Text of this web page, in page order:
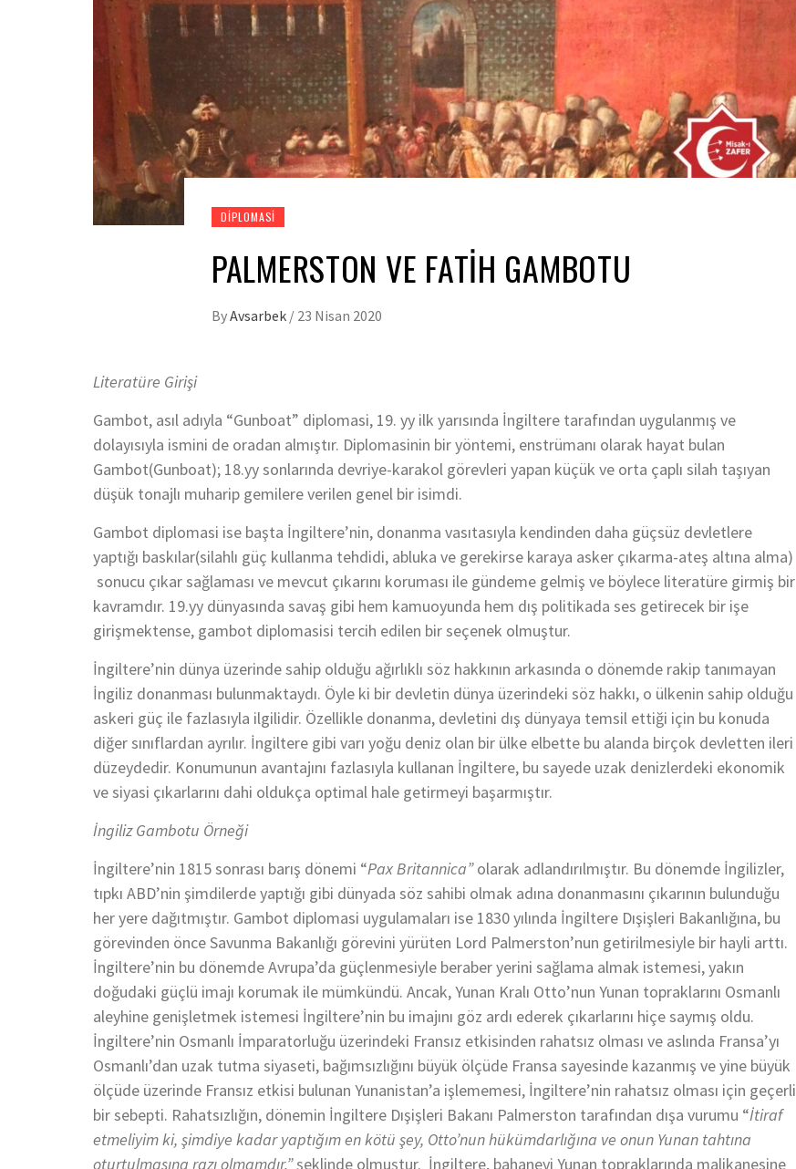
DIPLOMASI
PALMERSTON VE FATIH GAMBOTU
ByAvsarbek / 23 Nisan 2020
Literatüre Girişi
Gambot, asıl adıyla “Gunboat” diplomasi, 19. yy ilk yarısında İngiltere tarafından uygulanmış ve
dolayısıyla ismini de oradan almıştır. Diplomasinin bir yöntemi, enstrümanı olarak hayat bulan
Gambot(Gunboat); 18.yy sonlarında devriye-karakol görevleri yapan küçük ve orta çaplı silah taşıyan
düşük tonajlı muharip gemilere verilen genel bir isimdi.
Gambot diplomasi ise başta İngiltere’nin, donanma vasıtasıyla kendinden daha güçsüz devletlere
yaptığı baskılar(silahlı güç kullanma tehdidi, abluka ve gerekirse karaya asker çıkarma-ateş altına alma)
sonucu çıkar sağlaması ve mevcut çıkarını koruması ile gündeme gelmiş ve böylece literatüre girmiş bir
kavramdır. 19.yy dünyasında savaş gibi hem kamuoyunda hem dış politikada ses getirecek bir işe
girişmektense, gambot diplomasisi tercih edilen bir seçenek olmuştur.
İngiltere’nin dünya üzerinde sahip olduğu ağırlıklı söz hakkının arkasında o dönemde rakip tanımayan
İngiliz donanması bulunmaktaydı. Öyle ki bir devletin dünya üzerindeki söz hakkı, o ülkenin sahip olduğu
askeri güç ile fazlasıyla ilgilidir. Özellikle donanma, devletini dış dünyaya temsil ettiği için bu konuda
diğer sınıflardan ayrılır. İngiltere gibi varı yoğu deniz olan bir ülke elbette bu alanda birçok devletten ileri
düzeydedir. Konumunun avantajını fazlasıyla kullanan İngiltere, bu sayede uzak denizlerdeki ekonomik
ve siyasi çıkarlarını dahi oldukça optimal hale getirmeyi başarmıştır.
İngiliz Gambotu Örneği
İngiltere’nin 1815 sonrası barış dönemi “Pax Britannica”olarak adlandırılmıştır. Bu dönemde İngilizler,
tıpkı ABD’nin şimdilerde yaptığı gibi dünyada söz sahibi olmak adına donanmasını çıkarının bulunduğu
her yere dağıtmıştır. Gambot diplomasi uygulamaları ise 1830 yılında İngiltere Dışişleri Bakanlığına, bu
görevinden önce Savunma Bakanlığı görevini yürüten Lord Palmerston’nun getirilmesiyle bir hayli arttı.
İngiltere’nin bu dönemde Avrupa’da güçlenmesiyle beraber yerini sağlama almak istemesi, yakın
doğudaki güçlü imajı korumak ile mümkündü. Ancak, Yunan Kralı Otto’nun Yunan topraklarını Osmanlı
aleyhine genişletmek istemesi İngiltere’nin bu imajını göz ardı ederek çıkarlarını hiçe saymış oldu.
İngiltere’nin Osmanlı İmparatorluğu üzerindeki Fransız etkisinden rahatsız olması ve aslında Fransa’yı
Osmanlı’dan uzak tutma siyaseti, bağımsızlığını büyük ölçüde Fransa sayesinde kazanmış ve yine büyük
ölçüde üzerinde Fransız etkisi bulunan Yunanistan’a işlememesi, İngiltere’nin rahatsız olması için geçerli
bir sebepti. Rahatsızlığın, dönemin İngiltere Dışişleri Bakanı Palmerston tarafından dışa vurumu “İtiraf
etmeliyim ki, şimdiye kadar yaptığım en kötü şey, Otto’nun hükümdarlığına ve onun Yunan tahtına
oturtulmasına razı olmamdır.”şeklinde olmuştur. İngiltere, bahaneyi Yunan topraklarında malikanesine